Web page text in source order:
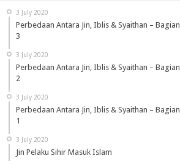
3 July 2020
Perbedaan Antara Jin, Iblis & Syaithan – Bagian
3
3 July 2020
Perbedaan Antara Jin, Iblis & Syaithan – Bagian
2
3 July 2020
Perbedaan Antara Jin, Iblis & Syaithan – Bagian
1
3 July 2020
Jin Pelaku Sihir Masuk Islam